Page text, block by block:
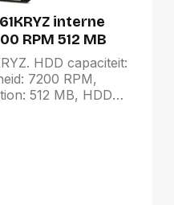
interne
RPM 512 MB
HDD capaciteit:
7200 RPM,
512 MB, HDD